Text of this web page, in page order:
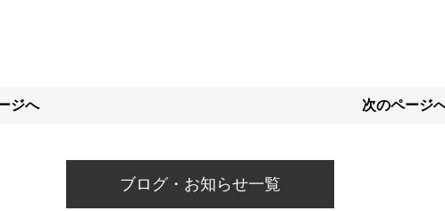
ジへ 次のページ
ブログ・お知らせ一覧